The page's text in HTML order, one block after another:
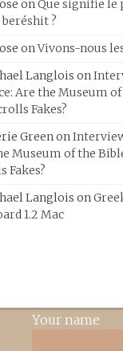
onQue signifie le
?
onVivons-nous
Langlois on
Are the Museum of
Fakes?
Greenon
Museum of the
Fakes?
Langlois on
1.2 Mac
Your name